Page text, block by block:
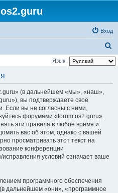
Вход
о
Язык:
(в дальнейшем «мы», «наш»,
вы подтверждаете своё
Если вы не согласны с ними,
форумами «forum.os2.guru».
эти правила в любое время и
вас об этом, однако с вашей
просматривать этот текст на
конференции
условий означает ваше
программного обеспечения
дальнейшем «они», «программное